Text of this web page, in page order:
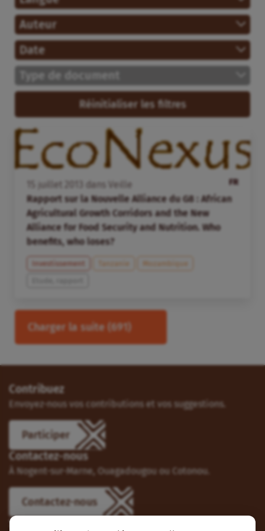
Auteur
Date
Type de document
Réinitialiser les filtres
FR
juillet dans
Veille
Rapport sur la Nouvelle Alliance du G8 : African
Agricultural Growth Corridors and the New
Alliance for Food Security and Nutrition. Who
benefits, who loses?
Investissement Tanzanie
Mozambique
Charger la suite (691)
Contribuez
Envoyez-nous vos contributions et vos suggestions.
Participer
Contactez-nous
À Nogent-sur-Marne, Ouagadougou ou Cotonou.
Contactez-nous
Suivez-nous